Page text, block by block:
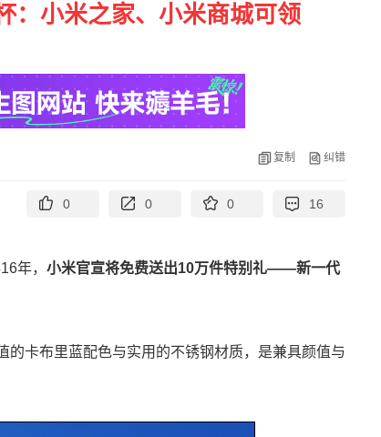
：小米之家、小米商城可领
复制 纠错
0 0 0 16
年， 小米官宣将免费送出10万件特别礼——新一代
卡布里蓝配色与实用的不锈钢材质，是兼具颜值与